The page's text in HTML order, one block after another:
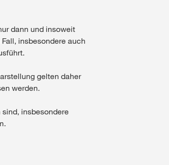
dann und insoweit
insbesondere auch
gelten daher
werden.
insbesondere